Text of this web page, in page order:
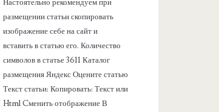
Настоятельно рекомендуем при
размещении статьи скопировать
изображение себе на сайт и
вставить в статью его. Количество
символов в статье 3611 Каталог
размещения Яндекс Оцените статью
Текст статьи: Копировать: Текст или
Html Cменить отображение В